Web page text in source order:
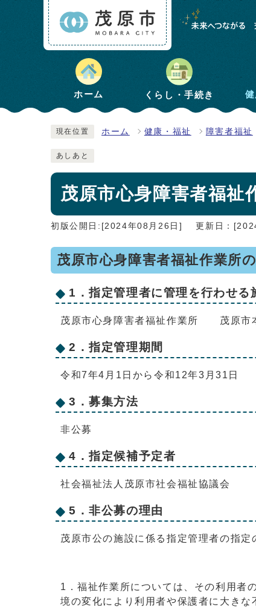
ホーム くらし・手続き
現在位置 ホーム 健康・福祉 障害者福祉
あしあと
茂原市心身障害者福祉
初版公開日:[2024年08月26日] 更新日：
茂原市心身障害者福祉作業所
1．指定管理者に管理を行わせる
茂原市心身障害者福祉作業所 茂原市
2．指定管理期間
令和7年4月1日から令和12年3月31日
3．募集方法
非公募
4．指定候補予定者
社会福祉法人茂原市社会福祉協議会
5．非公募の理由
茂原市公の施設に係る指定管理者の指
1．福祉作業所については、その利用者
境の変化により利用者や保護者に大き